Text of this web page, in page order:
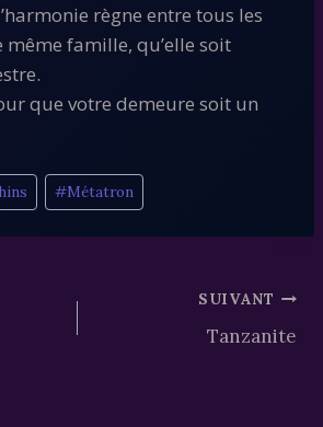
règne entre tous les
même famille, qu’elle soit
que votre demeure soit un
#Métatron
SUIVANT
Tanzanite